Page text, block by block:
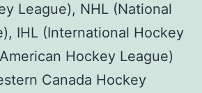
League), NHL (National
IHL (International Hockey
Hockey League)
Canada Hockey